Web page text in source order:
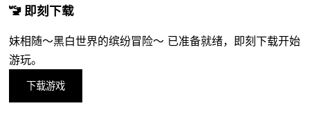
🚾 即刻下载
妹相随～黑白世界的缤纷冒险～ 已准备就绪，即刻下载开始
游玩。
下载游戏